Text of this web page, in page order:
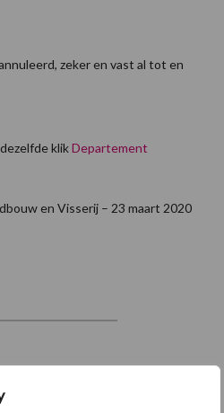
zeker en vast al tot en
klikDepartement
en Visserij – 23 maart 2020